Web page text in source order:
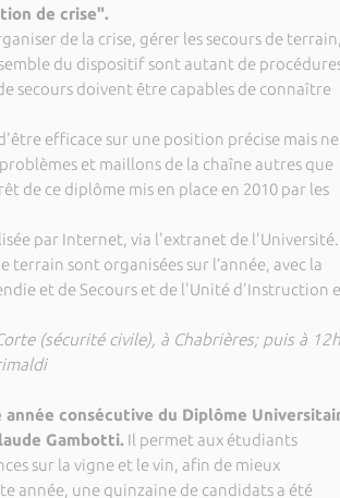
de crise".
de la crise, gérer les secours de terrain,
du dispositif sont autant de
secours doivent être capables de connaître
efficace sur une position précise mais ne
et maillons de la chaîne autres que
de ce diplôme mis en place en 2010 par les
par Internet, via l'extranet de l'Université.
terrain sont organisées sur l’année, avec la
et de Secours et de l'Unité d'Instruction
(sécurité civile), à Chabrières; puis à 12h
consécutive du Diplôme
Gambotti. Il permet aux étudiants
sur la vigne et le vin, afin de mieux
année, une quinzaine de candidats a été